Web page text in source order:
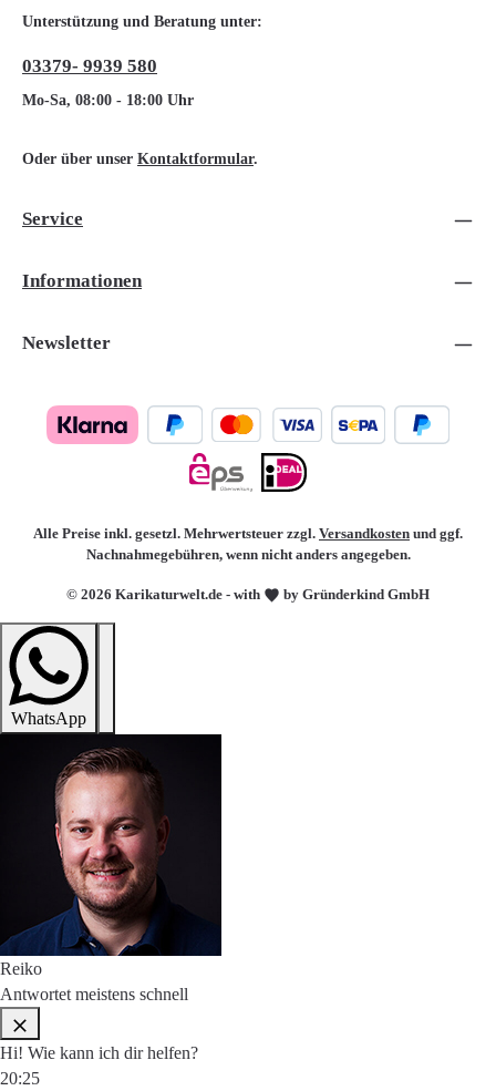
Unterstützung und Beratung unter:
03379- 9939 580
Mo-Sa, 08:00 - 18:00 Uhr
Oder über unser Kontaktformular.
Service
Informationen
Newsletter
© 2026 Karikaturwelt.de - with by Gründerkind GmbH
Alle Preise inkl. gesetzl. Mehrwertsteuer zzgl. Versandkosten und ggf.
Nachnahmegebühren, wenn nicht anders angegeben.
WhatsApp
Reiko
Antwortet meistens schnell
Hi! Wie kann ich dir helfen?
20:25